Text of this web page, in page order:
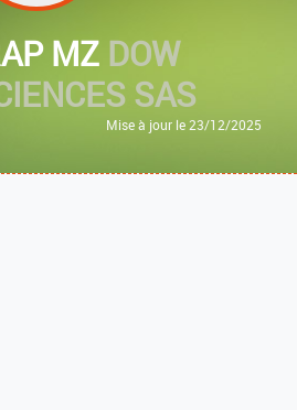
MZ DOW
SAS
Mise à jour le 23/12/2025